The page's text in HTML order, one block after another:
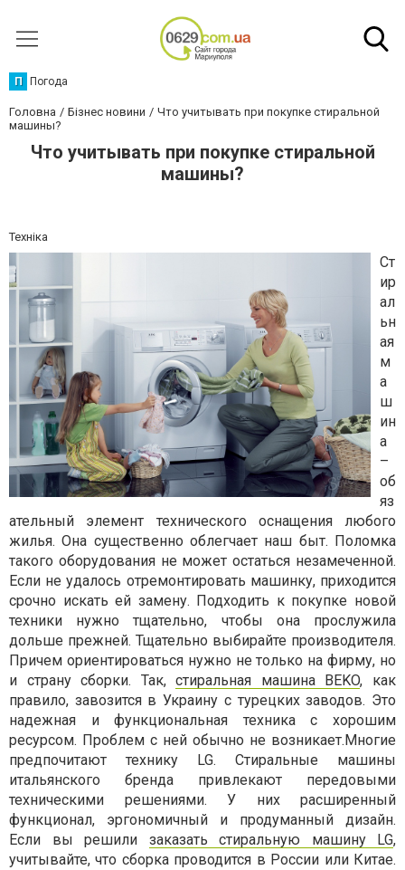
П Погода
Головна Бізнес новини
Что учитывать при покупке стиральной
машины?
Что учитывать при покупке стиральной
машины?
Техніка
Ст
ир
ал
ьн
ая
м
а
ш
ин
а
–
об
яз
ательный элемент технического оснащения любого
жилья. Она существенно облегчает наш быт. Поломка
такого оборудования не может остаться незамеченной.
Если не удалось отремонтировать машинку, приходится
срочно искать ей замену. Подходить к покупке новой
техники нужно тщательно, чтобы она прослужила
дольше прежней. Тщательно выбирайте производителя.
Причем ориентироваться нужно не только на фирму, но
и страну сборки. Так,стиральная машина BEKO, как
правило, завозится в Украину с турецких заводов. Это
надежная и функциональная техника с хорошим
ресурсом. Проблем с ней обычно не возникает.Многие
предпочитают технику LG. Стиральные машины
итальянского бренда привлекают передовыми
техническими решениями. У них расширенный
функционал, эргономичный и продуманный дизайн.
Если вы решили заказать стиральную машину LG,
учитывайте, что сборка проводится в России или Китае.